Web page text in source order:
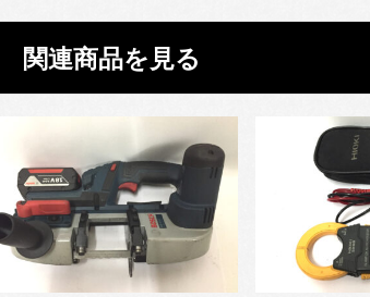
関連商品を見る